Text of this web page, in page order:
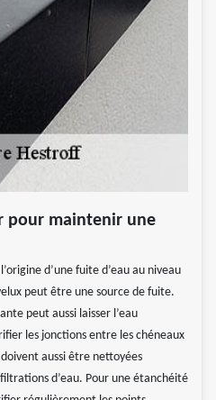
pour maintenir une
d’une fuite d’eau au niveau
peut être une source de fuite.
peut aussi laisser l’eau
les jonctions entre les chéneaux
aussi être nettoyées
d’eau. Pour une étanchéité